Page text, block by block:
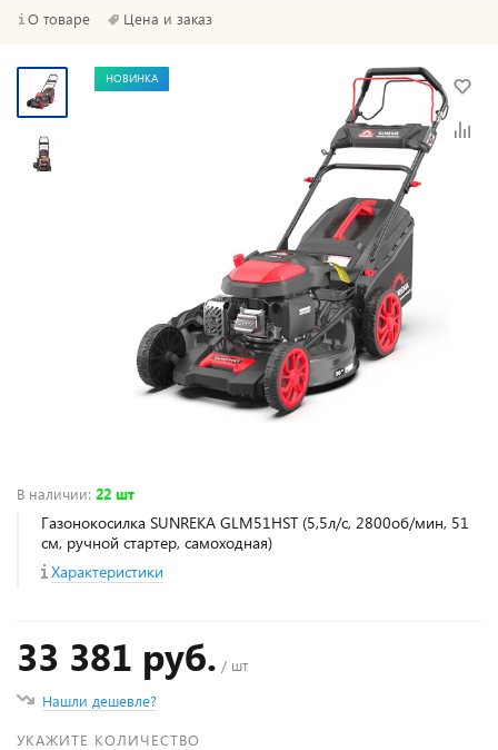
О товаре Цена и заказ
НОВИНКА
В наличии: 22 шт
Газонокосилка SUNREKA GLM51HST (5,5л/с, 2800об/мин, 51
см, ручной стартер, самоходная)
Характеристики
33 381 руб. / шт
Нашли дешевле?
УКАЖИТЕ КОЛИЧЕСТВО